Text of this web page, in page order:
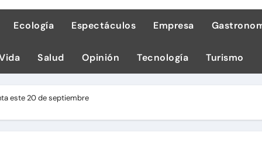
de celular según OSIPTEL
¡Descarga la app de Meridianbet y gana una jugada gratis
Ecología Espectáculos Empresa
Salud Opinión Tecnología Turismo
este 20 de septiembre